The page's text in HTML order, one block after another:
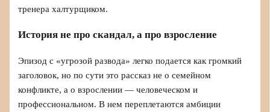
тренера халтурщиком.
История не про скандал, а про взросление
Эпизод с «угрозой развода» легко подается как громкий
заголовок, но по сути это рассказ не о семейном
конфликте, а о взрослении — человеческом и
профессиональном. В нем переплетаются амбиции